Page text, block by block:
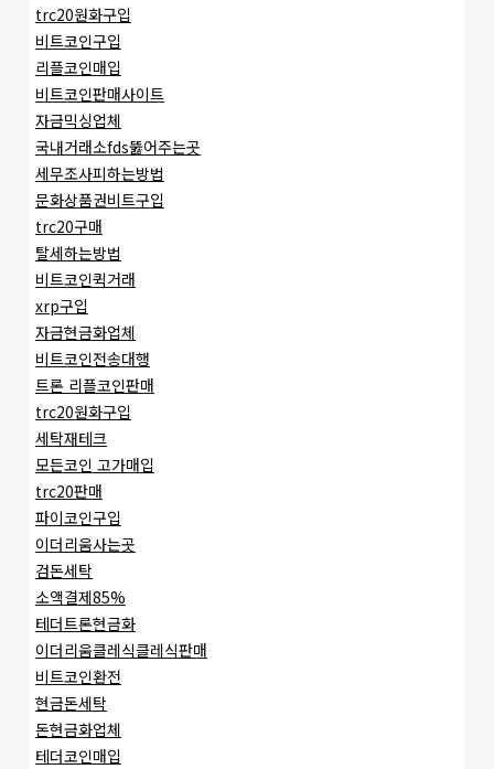
trc20원화구입
비트코인구입
리플코인매입
비트코인판매사이트
자금믹싱업체
국내거래소fds뚫어주는곳
세무조사피하는방법
문화상품권비트구입
trc20구매
탈세하는방법
비트코인퀵거래
xrp구입
자금현금화업체
비트코인전송대행
트론 리플코인판매
trc20원화구입
세탁재테크
모든코인 고가매입
trc20판매
파이코인구입
이더리움사는곳
검돈세탁
소액결제85%
테더트론현금화
이더리움클레식클레식판매
비트코인환전
현금돈세탁
돈현금화업체
테더코인매입